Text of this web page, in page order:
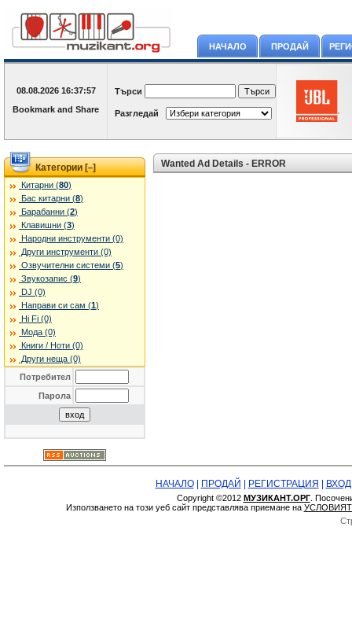
НАЧАЛО ПРОДАЙ
08.08.2026 16:37:57 Търси
Разгледай
Категории [–]
Китарни (80)
Бас китарни (8)
Барабанни (2)
Клавишни (3)
Народни инструменти (0)
Други инструменти (0)
Озвучителни системи (5)
Звукозапис (9)
DJ (0)
Направи си сам (1)
Hi Fi (0)
Мода (0)
Книги / Ноти (0)
Други неща (0)
Потребител
Парола
Wanted Ad Details - ERROR
НАЧАЛО| ПРОДАЙ РЕГИСТРАЦИЯ ВХОД
Copyright ©2012 МУЗИКАНТ.ОРГ.
Използването на този уеб сайт представлява приемане на